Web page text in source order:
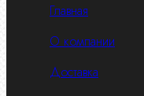
Главная
О компании
Доставка